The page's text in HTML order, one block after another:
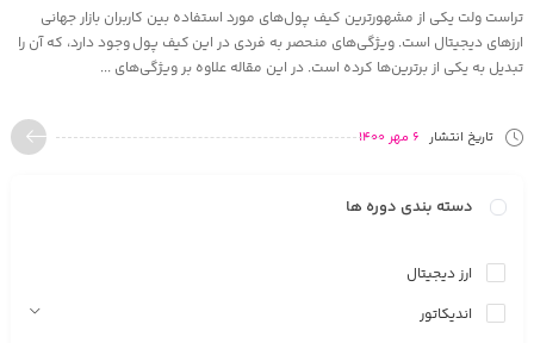
تراست ولت یکی از مشهورترین کیف پول‌های مورد استفاده بین کاربران بازار جهانی
ارزهای دیجیتال است. ویژگی‌های منحصر به فردی در این کیف پول وجود دارد، که آن را
تبدیل به یکی از برترین‌ها کرده است. در این مقاله علاوه بر ویژگی‌های ...
تاریخ انتشار 6 مهر 1400
دسته بندی دوره ها
ارز دیجیتال
اندیکاتور